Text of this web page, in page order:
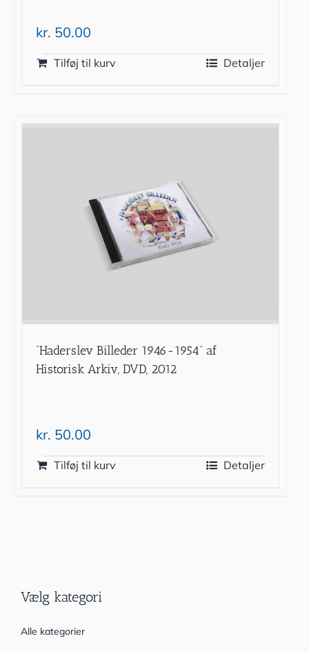
kr. 50.00
Tilføj til kurv Detaljer
”Haderslev Billeder 1946-1954” af
Historisk Arkiv, DVD, 2012
kr. 50.00
Tilføj til kurv Detaljer
Vælg kategori
Alle kategorier